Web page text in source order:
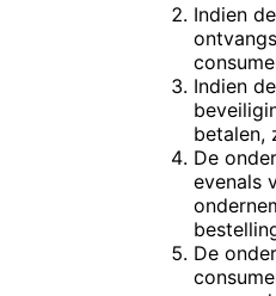
Indien
Indien
betalen,
De
evenals
De